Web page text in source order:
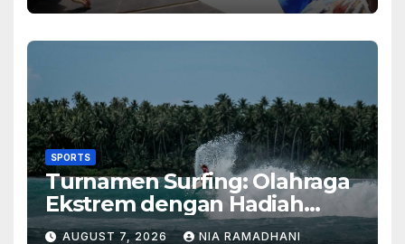
SPORTS
Turnamen Surfing: Olahraga
Ekstrem dengan Hadiah
Besar
AUGUST 7, 2026 NIA RAMADHANI